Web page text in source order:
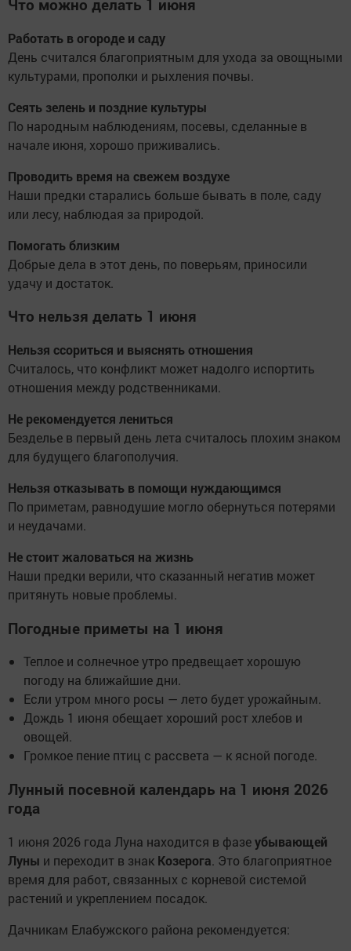
Что можно делать 1 июня
Работать в огороде и саду
День считался благоприятным для ухода за овощными
культурами, прополки и рыхления почвы.
Сеять зелень и поздние культуры
По народным наблюдениям, посевы, сделанные в
начале июня, хорошо приживались.
Проводить время на свежем воздухе
Наши предки старались больше бывать в поле, саду
или лесу, наблюдая за природой.
Помогать близким
Добрые дела в этот день, по поверьям, приносили
удачу и достаток.
Что нельзя делать 1 июня
Нельзя ссориться и выяснять отношения
Считалось, что конфликт может надолго испортить
отношения между родственниками.
Не рекомендуется лениться
Безделье в первый день лета считалось плохим знаком
для будущего благополучия.
Нельзя отказывать в помощи нуждающимся
По приметам, равнодушие могло обернуться потерями
и неудачами.
Не стоит жаловаться на жизнь
Наши предки верили, что сказанный негатив может
притянуть новые проблемы.
Погодные приметы на 1 июня
Теплое и солнечное утро предвещает хорошую
погоду на ближайшие дни.
Если утром много росы — лето будет урожайным.
Дождь 1 июня обещает хороший рост хлебов и
овощей.
Громкое пение птиц с рассвета — к ясной погоде.
Лунный посевной календарь на 1 июня 2026
года
1 июня 2026 года Луна находится в фазеубывающей
Луны и переходит в знак Козерога. Это благоприятное
время для работ, связанных с корневой системой
растений и укреплением посадок.
Дачникам Елабужского района рекомендуется: